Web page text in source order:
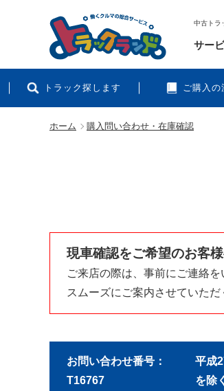
中古トラ
トラック探します ご購入の
サー
ホーム 購入問い合わせ・在庫確認
現車確認をご希望のお客
ご来店の際は、事前にご連絡
スムーズにご案内させていた
お問い合わせ番号：
T16767
平成
を除